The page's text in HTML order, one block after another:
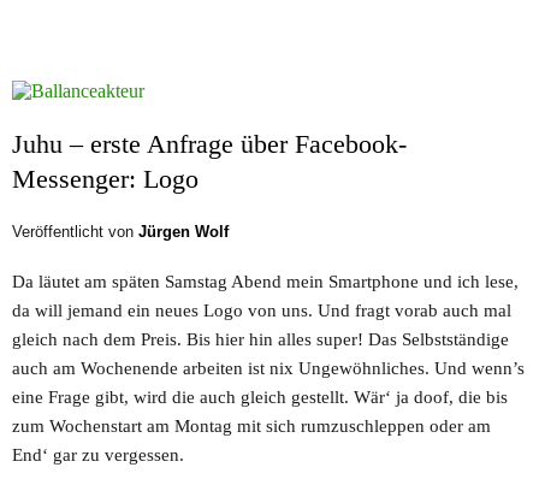
Juhu – erste Anfrage über Facebook-
Messenger: Logo
Veröffentlicht von Jürgen Wolf
Da läutet am späten Samstag Abend mein Smartphone und ich lese,
da will jemand ein neues Logo von uns. Und fragt vorab auch mal
gleich nach dem Preis. Bis hier hin alles super! Das Selbstständige
auch am Wochenende arbeiten ist nix Ungewöhnliches. Und wenn’s
eine Frage gibt, wird die auch gleich gestellt. Wär‘ ja doof, die bis
zum Wochenstart am Montag mit sich rumzuschleppen oder am
End‘ gar zu vergessen.